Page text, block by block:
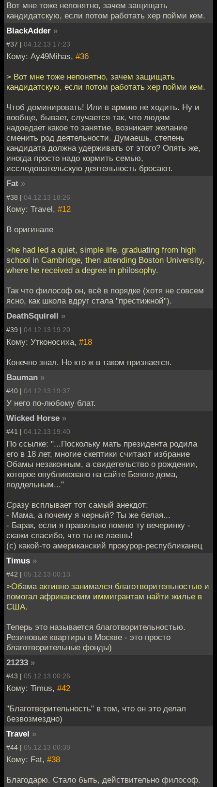
Вот мне тоже непонятно, зачем защищать
кандидатскую, если потом работать хер пойми кем.
BlackAdder »
#37 | 04.12.13 17:23
Кому: Ay49Mihas, #36
> Вот мне тоже непонятно, зачем защищать
кандидатскую, если потом работать хер пойми кем.
Чтоб доминировать! Или в армию не ходить. Ну и
вообще, бывает, случается так, что людям
надоедает какое то занятие, возникает желание
сменить род деятельности. Думаешь, степень
кандидата должна удерживать от этого? Опять же,
иногда просто надо кормить семью,
исследовательскую деятельность бросают.
Fat »
#38 | 04.12.13 18:26
Кому: Travel, #12
В оригинале
>he had led a quiet, simple life, graduating from high
school in Cambridge, then attending Boston University,
where he received a degree in philosophy.
Так что философ он, всё в порядке (хотя не совсем
ясно, как школа вдруг стала "престижной").
DeathSquirell »
#39 | 04.12.13 19:20
Кому: Утконосиха, #18
Конечно знал. Но кто ж в таком признается.
Bauman »
#40 | 04.12.13 19:37
У него по-любому блат.
Wicked Horse »
#41 | 04.12.13 19:40
По ссылке: "...Поскольку мать президента родила
его в 18 лет, многие скептики считают избрание
Обамы незаконным, а свидетельство о рождении,
которое опубликовано на сайте Белого дома,
поддельным..."
Сразу всплывает тот самый анекдот:
- Мама, а почему я черный? Ты же белая...
- Барак, если я правильно помню ту вечеринку -
скажи спасибо, что ты не лаешь!
(с) какой-то американский прокурор-республиканец
Timus »
#42 | 05.12.13 00:13
>Обама активно занимался благотворительностью и
помогал африканским иммигрантам найти жилье в
США.
Теперь это называется благотворительностью.
Резиновые квартиры в Москве - это просто
благотворительные фонды)
21233 »
#43 | 05.12.13 00:26
Кому: Timus, #42
"Благотворительность" в том, что он это делал
безвозмездно)
Travel »
#44 | 05.12.13 00:38
Кому: Fat, #38
Благодарю. Стало быть, действительно философ.